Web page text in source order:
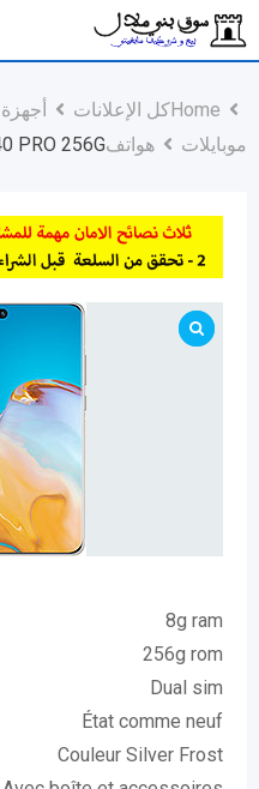
Skip
to
Homeكل الإعلانات
موبايلات
هواتفPRO 256G
8g ram
256g rom
Dual sim
État comme neuf
Couleur Silver Frost